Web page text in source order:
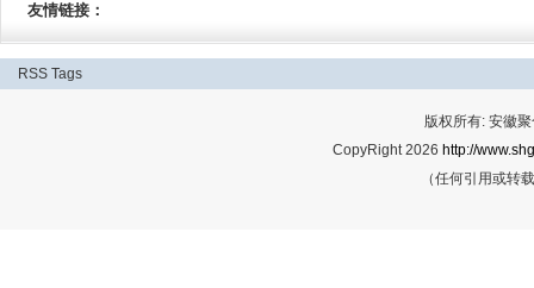
友情链接：
RSS Tags
版权所有: 安徽
CopyRight 2026 http://
（任何引用或转